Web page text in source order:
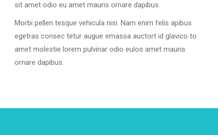
sit amet odio eu amet mauris ornare dapibus.
Morbi pellen tesque vehicula nisi. Nam enim felis apibus
egetras consec tetur augue emassa auctort id glavico to
amet molestie lorem pulvinar odio eulos amet mauris
ornare dapibus.